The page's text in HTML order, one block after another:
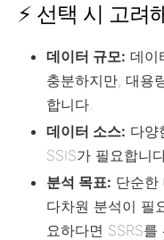
⚡ 선택 시 고려
데이터 규모: 데이
충분하지만, 대용
합니다.
데이터 소스: 다양
SSIS가 필요합니
분석 목표: 단순한
다차원 분석이 필
요하다면 SSRS